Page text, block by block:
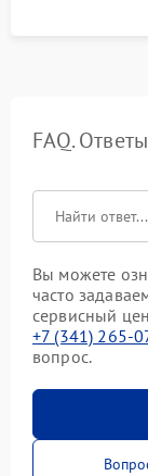
FAQ.
Вы можете
часто
сервисный
+7 (341) 265-
вопрос.